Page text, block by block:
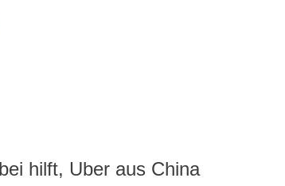
hilft, Uber aus China